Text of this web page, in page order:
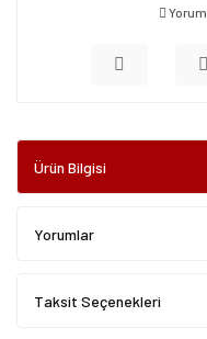
Ürün Bilgisi
Yorumlar
Taksit Seçenekleri